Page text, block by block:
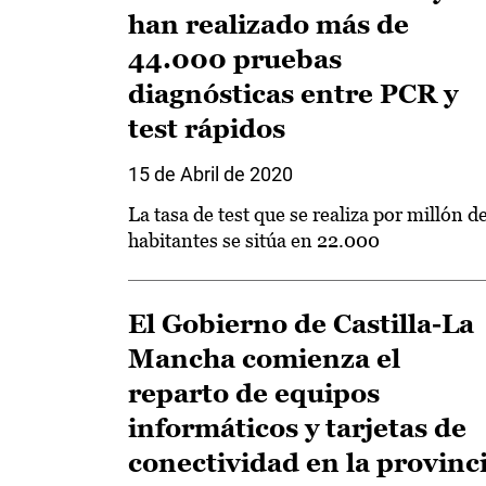
han realizado más de
44.000 pruebas
diagnósticas entre PCR y
test rápidos
15 de Abril de 2020
La tasa de test que se realiza por millón
habitantes se sitúa en 22.000
El Gobierno de Castilla-La
Mancha comienza el
reparto de equipos
informáticos y tarjetas de
conectividad en la